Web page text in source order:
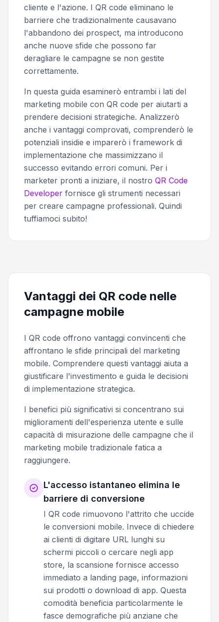
cliente e l'azione. I QR code eliminano le
barriere che tradizionalmente causavano
l'abbandono dei prospect, ma introducono
anche nuove sfide che possono far
deragliare le campagne se non gestite
correttamente.
In questa guida esaminerò entrambi i lati del
marketing mobile con QR code per aiutarti a
prendere decisioni strategiche. Analizzerò
anche i vantaggi comprovati, comprenderò le
potenziali insidie e imparerò i framework di
implementazione che massimizzano il
successo evitando errori comuni. Per i
marketer pronti a iniziare, il nostro QR Code
Developer fornisce gli strumenti necessari
per creare campagne professionali. Quindi
tuffiamoci subito!
Vantaggi dei QR code nelle
campagne mobile
I QR code offrono vantaggi convincenti che
affrontano le sfide principali del marketing
mobile. Comprendere questi vantaggi aiuta a
giustificare l'investimento e guida le decisioni
di implementazione strategica.
I benefici più significativi si concentrano sui
miglioramenti dell'esperienza utente e sulle
capacità di misurazione delle campagne che il
marketing mobile tradizionale fatica a
raggiungere.
L'accesso istantaneo elimina le
barriere di conversione
I QR code rimuovono l'attrito che uccide
le conversioni mobile. Invece di chiedere
ai clienti di digitare URL lunghi su
schermi piccoli o cercare negli app
store, la scansione fornisce accesso
immediato a landing page, informazioni
sui prodotti o download di app. Questa
comodità beneficia particolarmente le
fasce demografiche più anziane che